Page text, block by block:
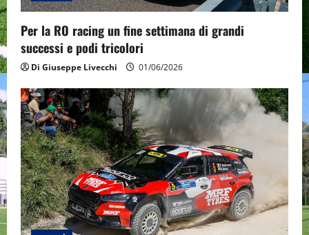
Per la RO racing un fine settimana di grandi
successi e podi tricolori
Di Giuseppe Livecchi 01/06/2026